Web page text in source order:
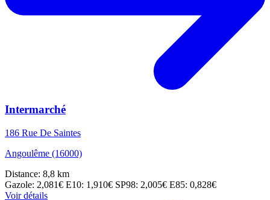
Intermarché
186 Rue De Saintes
Angoulême (16000)
Distance: 8,8 km
Gazole: 2,081€ E10: 1,910€ SP98: 2,005€ E85: 0,828€
Voir détails